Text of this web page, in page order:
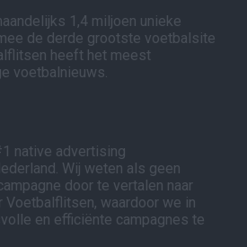
1,4 miljoen unieke
de derde grootste voetbalsite
heeft het meest
voetbalnieuws.
native advertising
Wij weten als geen
door te vertalen naar
Voetbalflitsen, waardoor we in
en efficiënte campagnes te